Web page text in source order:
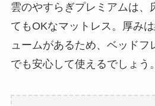
雲のやすらぎプレミアムは、
てもOKなマットレス。厚み
ュームがあるため、ベッドフ
でも安心して使えるでしょう。